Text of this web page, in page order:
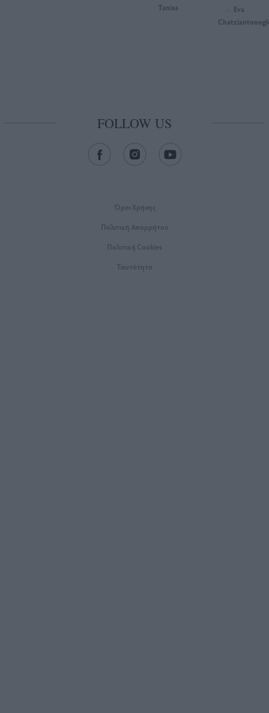
Tanias
Eva
FOLLOW US
Όροι Xρήσης
Πολιτική Απορρήτου
Πολιτική Cookies
Ταυτότητα